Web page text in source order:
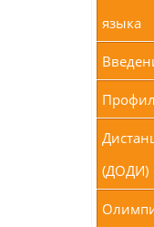
языка
(ДОДИ)